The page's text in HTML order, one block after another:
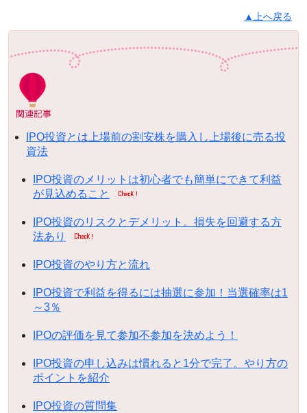
▲上へ戻る
IPO投資とは上場前の割安株を購入し上場後に売る投
資法
IPO投資のメリットは初心者でも簡単にできて利益
が見込めること
IPO投資のリスクとデメリット。損失を回避する方
法あり
IPO投資のやり方と流れ
IPO投資で利益を得るには抽選に参加！当選確率は1
～3％
IPOの評価を見て参加不参加を決めよう！
IPO投資の申し込みは慣れると1分で完了。やり方の
ポイントを紹介
IPO投資の質問集